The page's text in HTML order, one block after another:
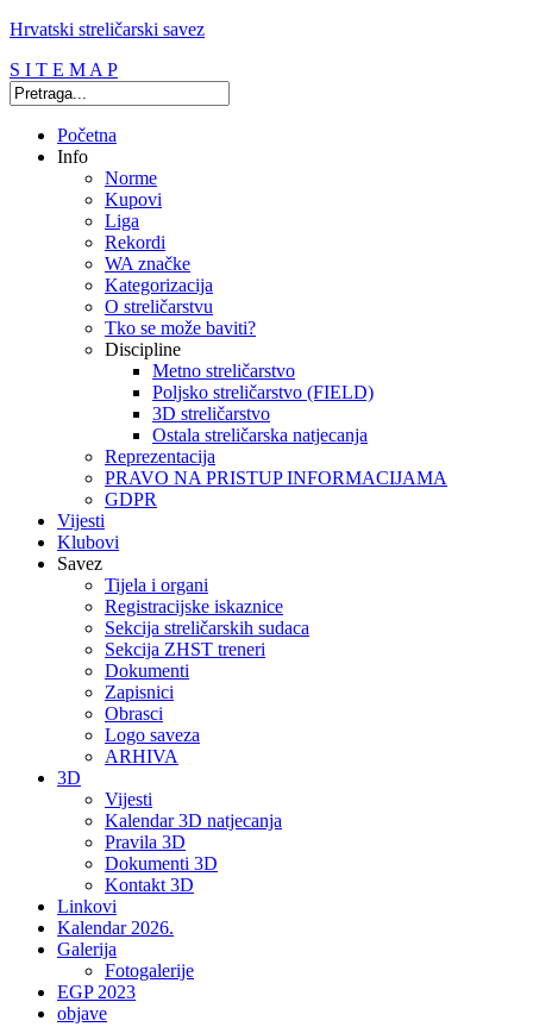
Hrvatski streličarski savez
S I T E M A P
Početna
Info
Norme
Kupovi
Liga
Rekordi
WA značke
Kategorizacija
O streličarstvu
Tko se može baviti?
Discipline
Metno streličarstvo
Poljsko streličarstvo (FIELD)
3D streličarstvo
Ostala streličarska natjecanja
Reprezentacija
PRAVO NA PRISTUP INFORMACIJAMA
GDPR
Vijesti
Klubovi
Savez
Tijela i organi
Registracijske iskaznice
Sekcija streličarskih sudaca
Sekcija ZHST treneri
Dokumenti
Zapisnici
Obrasci
Logo saveza
ARHIVA
3D
Vijesti
Kalendar 3D natjecanja
Pravila 3D
Dokumenti 3D
Kontakt 3D
Linkovi
Kalendar 2026.
Galerija
Fotogalerije
EGP 2023
objave